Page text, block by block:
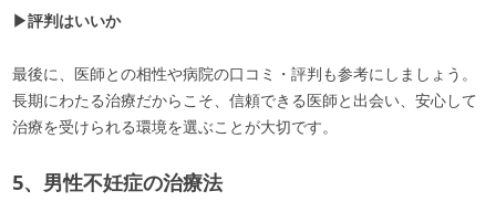
▶評判はいいか
最後に、医師との相性や病院の口コミ・評判も参考にしましょう。
長期にわたる治療だからこそ、信頼できる医師と出会い、安心して
治療を受けられる環境を選ぶことが大切です。
5、男性不妊症の治療法